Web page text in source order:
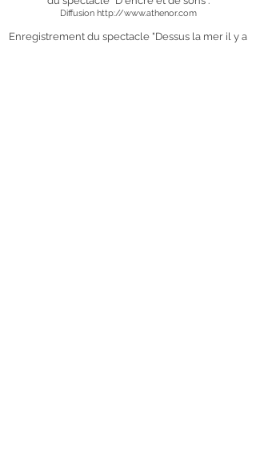
Diffusion http://www.athenor.com
Enregistrement du spectacle "Dessus la mer il y a